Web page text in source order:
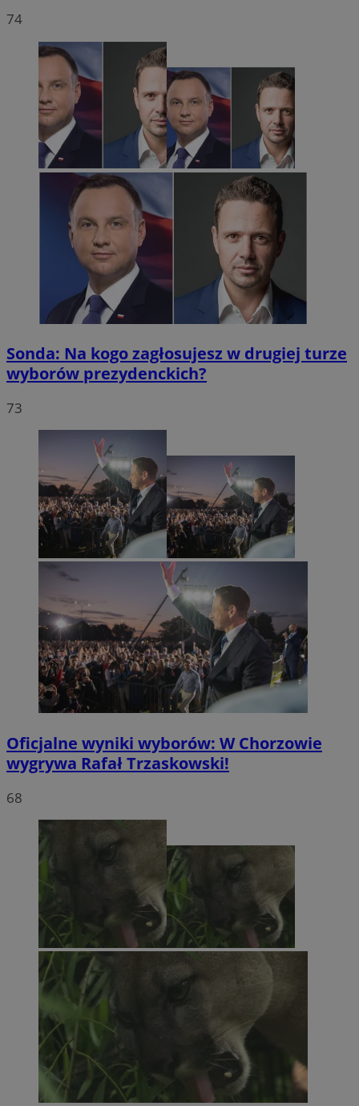
74
Sonda: Na kogo zagłosujesz w drugiej turze
wyborów prezydenckich?
73
Oficjalne wyniki wyborów: W Chorzowie
wygrywa Rafał Trzaskowski!
68